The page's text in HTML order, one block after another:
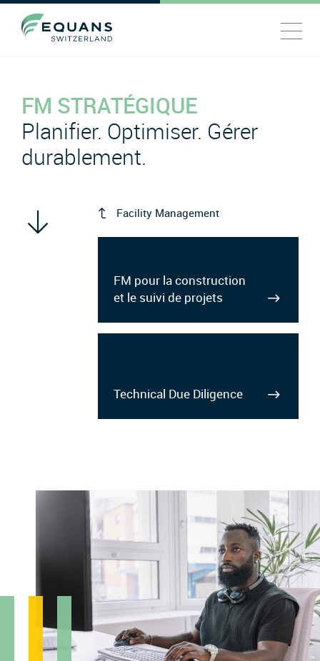
FM STRATÉGIQUE
Planifier. Optimiser. Gérer
durablement.
Facility Management
FM pour la construction
et le suivi de projets
Technical Due Diligence